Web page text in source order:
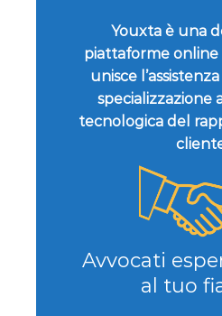
Youxta è una
piattaforme online
unisce
specializzazione
tecnologica del
Avvocati
al tuo